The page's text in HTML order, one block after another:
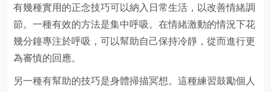
有幾種實用的正念技巧可以納入日常生活，以改善情緒調
節。一種有效的方法是集中呼吸。在情緒激動的情況下花
幾分鐘專注於呼吸，可以幫助自己保持冷靜，從而進行更
為審慎的回應。
另一種有幫助的技巧是身體掃描冥想。這種練習鼓勵個人